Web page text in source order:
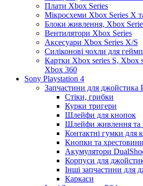
Плати Xbox Series
Мікросхеми Xbox Series X
Блоки живлення, Xbox
Вентилятори Xbox Series
Аксесуари Xbox Series X/S
Силіконові чохли для
Картки Xbox series S, Xbox
Xbox 360
Sony Playstation 4
Запчастини для джойстика
Стіки, грибки
Курки тригери
Шлейфи для кнопок
Шлейфи живлення та
Контактні гумки для
Кнопки та хрестовини
Акумулятори
Корпуси для
Інші запчастини для
Каркаси